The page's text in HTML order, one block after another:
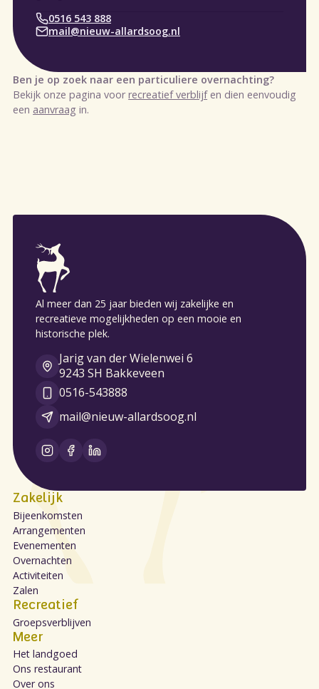
0516 543 888
mail@nieuw-allardsoog.nl
Ben je op zoek naar een particuliere overnachting?
Bekijk onze pagina voorrecreatief verblijfen dien eenvoudig
een aanvraag in.
Al meer dan 25 jaar bieden wij zakelijke en
recreatieve mogelijkheden op een mooie en
historische plek.
Jarig van der Wielenwei 6
9243 SH Bakkeveen
0516-543888
mail@nieuw-allardsoog.nl
Zakelijk
Bijeenkomsten
Arrangementen
Evenementen
Overnachten
Activiteiten
Zalen
Recreatief
Groepsverblijven
Meer
Het landgoed
Ons restaurant
Over ons